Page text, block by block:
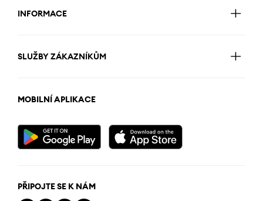
INFORMACE
SLUŽBY ZÁKAZNÍKŮM
MOBILNÍ APLIKACE
PŘIPOJTE SE K NÁM